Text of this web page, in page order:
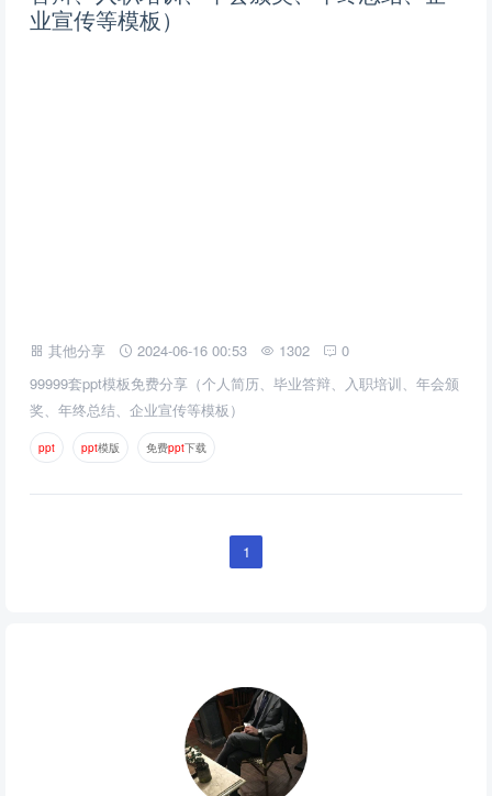
业宣传等模板）
其他分享 2024-06-16 00:53 1302
0
99999套ppt模板免费分享（个人简历、毕业答辩、入职培训、年会颁
奖、年终总结、企业宣传等模板）
ppt ppt模版 免费ppt下载
1